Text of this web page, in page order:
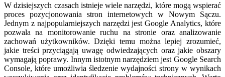
W dzisiejszych czasach istnieje wiele narzędzi, które mogą wspierać
proces pozycjonowania stron internetowych w Nowym Sączu.
Jednym z najpopularniejszych narzędzi jest Google Analytics, które
pozwala na monitorowanie ruchu na stronie oraz analizowanie
zachowań użytkowników. Dzięki temu można lepiej zrozumieć,
jakie treści przyciągają uwagę odwiedzających oraz jakie obszary
wymagają poprawy. Innym istotnym narzędziem jest Google Search
Console, które umożliwia śledzenie wydajności strony w wynikach